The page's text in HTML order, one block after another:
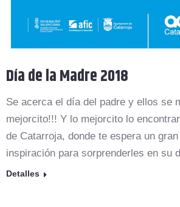
Día de la Madre 2018
Se acerca el día del padre y ellos se
mejorcito!!! Y lo mejorcito lo
de Catarroja, donde te espera un
inspiración para sorprenderles en su
Detalles